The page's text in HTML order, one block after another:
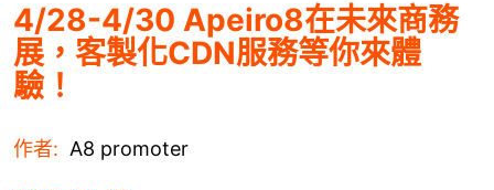
解決方案
4/28-4/30 Apeiro8在未來商務
展，客製化CDN服務等你來體
驗！
作者: A8 promoter